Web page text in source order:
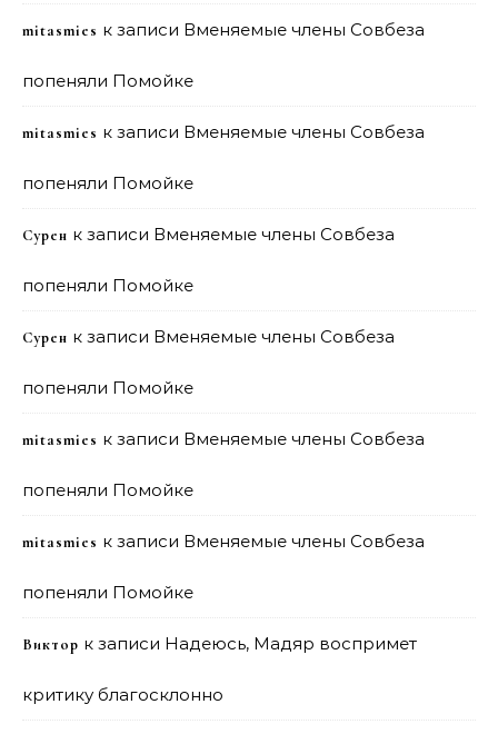
mitasmies к записи Вменяемые члены Совбеза
попеняли Помойке
mitasmies к записи Вменяемые члены Совбеза
попеняли Помойке
Сурен к записи Вменяемые члены Совбеза
попеняли Помойке
Сурен к записи Вменяемые члены Совбеза
попеняли Помойке
mitasmies к записи Вменяемые члены Совбеза
попеняли Помойке
mitasmies к записи Вменяемые члены Совбеза
попеняли Помойке
Виктор к записи Надеюсь, Мадяр воспримет
критику благосклонно